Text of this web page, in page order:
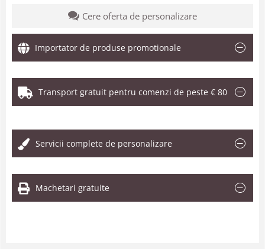
Cere oferta de personalizare
Importator de produse promotionale
Transport gratuit pentru comenzi de peste € 80
Servicii complete de personalizare
Machetari gratuite